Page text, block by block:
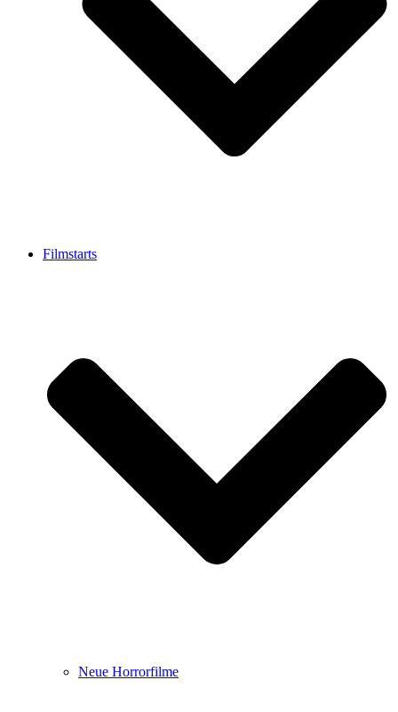
Filmstarts
Neue Horrorfilme